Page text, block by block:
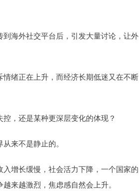
海外社交平台后，引发大量讨论，让外
绪正在上升，而经济长期低迷又在不断
，还是某种更深层变化的体现？
来不是静止的。
增长缓慢，社会活力下降，一个国家的
来越激烈，焦虑感自然会上升。